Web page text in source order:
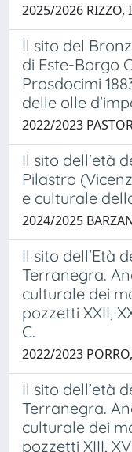
2025/2026 RIZZO,
Il sito del
di Este-Borgo
Prosdocimi
delle olle
2022/2023
Il sito dell'età
Pilastro
e culturale
2024/2025
Il sito dell'Età
Terranegra.
culturale dei
pozzetti XXII,
C.
2022/2023
Il sito dell’età
Terranegra.
culturale dei
pozzetti XIII,